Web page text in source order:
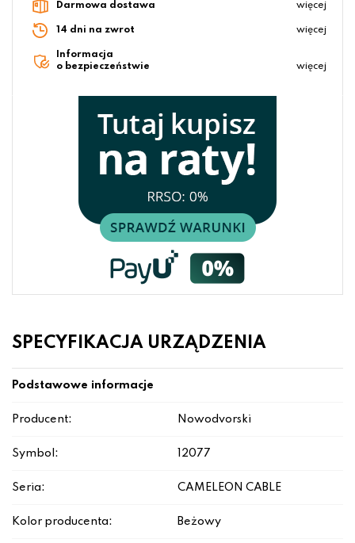
Darmowa dostawa więcej
14 dni na zwrot więcej
Informacja
o bezpieczeństwie
więcej
SPECYFIKACJA URZĄDZENIA
Podstawowe informacje
Producent: Nowodvorski
Symbol: 12077
Seria: CAMELEON CABLE
Kolor producenta: Beżowy